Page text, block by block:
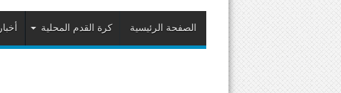
الصفحة الرئيسية كرة القدم المحلية